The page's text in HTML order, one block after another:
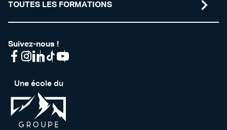
TOUTES LES FORMATIONS
Suivez-nous !
Une école du